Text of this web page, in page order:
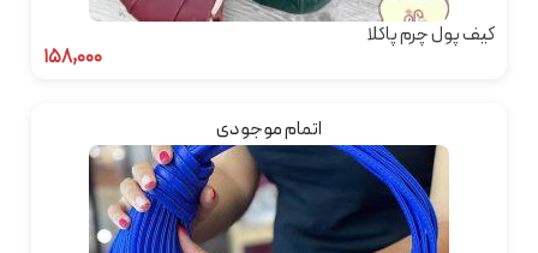
کیف پول چرم پاکلا
اتمام موجودی